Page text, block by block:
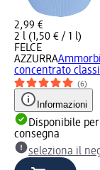
2,99 €
2 l (1,50 € / 1 l)
FELCE
AZZURRA
concentrato
(6)
Informazioni
Disponibile
consegna
seleziona il